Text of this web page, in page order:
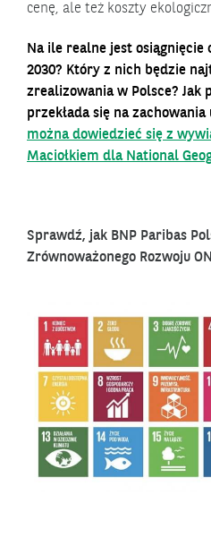
cenę, ale też koszty
Na ile realne jest osiągnięcie
2030? Który z nich będzie
zrealizowania w Polsce? Jak
przekłada się na zachowania
można dowiedzieć się z
Maciołkiem dla National
Sprawdź, jak BNP Paribas
Zrównoważonego Rozwoju